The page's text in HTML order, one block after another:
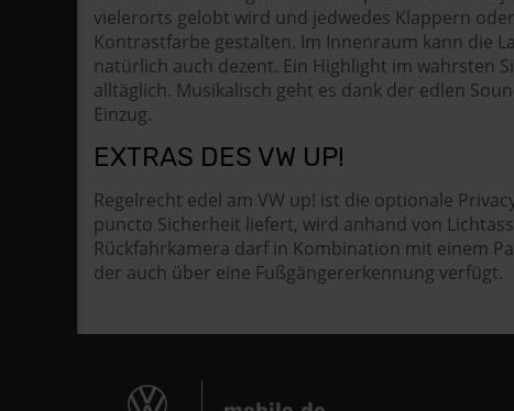
vielerorts gelobt wird und jedwedes Klappern
Kontrastfarbe gestalten. Im Innenraum kann die
natürlich auch dezent. Ein Highlight im wahrsten
alltäglich. Musikalisch geht es dank der edlen
Einzug.
EXTRAS DES VW UP!
Regelrecht edel am VW up! ist die optionale
puncto Sicherheit liefert, wird anhand von
Rückfahrkamera darf in Kombination mit einem
der auch über eine Fußgängererkennung verfügt.